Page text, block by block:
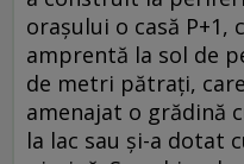
orașului o casă P+1,
amprentă la sol de
de metri pătrați,
amenajat o grădină
la lac sau și-a dotat